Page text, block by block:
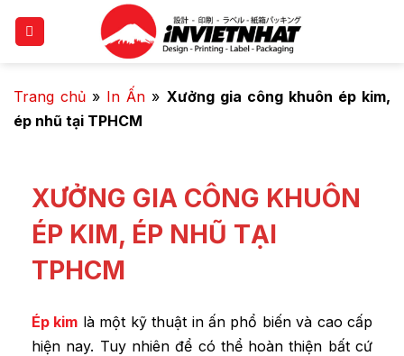
Trang chủ » In Ấn » Xưởng gia công khuôn ép kim,
ép nhũ tại TPHCM
XƯỞNG GIA CÔNG KHUÔN
ÉP KIM, ÉP NHŨ TẠI
TPHCM
Ép kim là một kỹ thuật in ấn phổ biến và cao cấp
hiện nay. Tuy nhiên để có thể hoàn thiện bất cứ